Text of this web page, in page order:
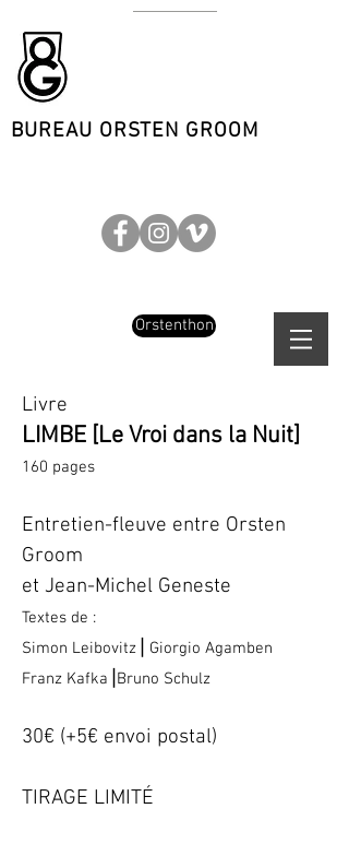
BUREAU ORSTEN GROOM
Orstenthon
Livre
LIMBE [Le Vroi dans la Nuit]
160 pages
Entretien-fleuve entre Orsten
Groom
et Jean-Michel Geneste
Textes de :
Simon Leibovitz⎟ Giorgio Agamben
Franz Kafka⎟Bruno Schulz
30€ (+5€ envoi postal)
TIRAGE LIMITÉ